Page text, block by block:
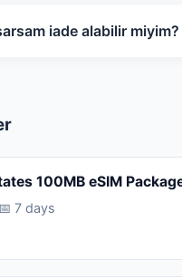
iade alabilir miyim?
100MB eSIM
📅 7 days